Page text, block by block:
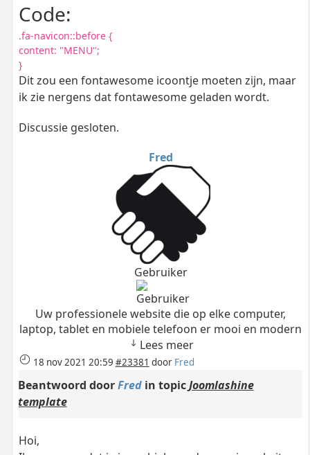
Code:
.fa-navicon::before {
content: "MENU";
}
Dit zou een fontawesome icoontje moeten zijn, maar
ik zie nergens dat fontawesome geladen wordt.
Discussie gesloten.
Fred
Gebruiker
Uw professionele website die op elke computer,
laptop, tablet en mobiele telefoon er mooi en modern
Lees meer
18 nov 2021 20:59 #23381 door Fred
Beantwoord doorFredin topicJoomlashine
template
Hoi,